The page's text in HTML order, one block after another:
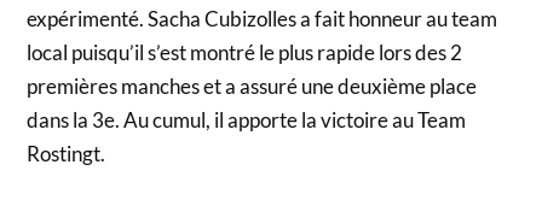
expérimenté. Sacha Cubizolles a fait honneur au team
local puisqu’il s’est montré le plus rapide lors des 2
premières manches et a assuré une deuxième place
dans la 3e. Au cumul, il apporte la victoire au Team
Rostingt.